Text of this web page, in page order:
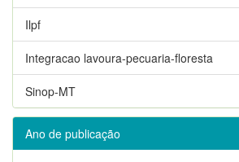
Ilpf
Integracao lavoura-pecuaria-floresta
Sinop-MT
Ano de publicação